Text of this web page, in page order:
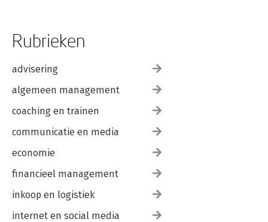
Rubrieken
advisering
algemeen management
coaching en trainen
communicatie en media
economie
financieel management
inkoop en logistiek
internet en social media